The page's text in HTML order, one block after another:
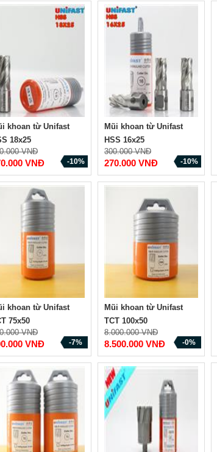
khoan từ Unifast
18x25
VNĐ
VNĐ -10%
Mũi khoan từ Unifast
HSS 16x25
300.000 VNĐ
270.000 VNĐ -10%
khoan từ Unifast
75x50
VNĐ
VNĐ -7%
Mũi khoan từ Unifast
TCT 100x50
8.000.000 VNĐ
8.500.000 VNĐ -0%